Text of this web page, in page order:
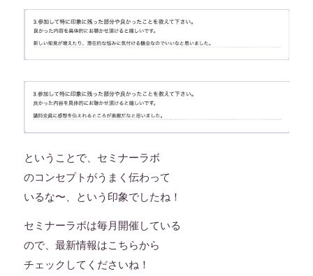
ということで、セミナーラボ
のコンセプトがうまく伝わって
いるな〜、という印象でしたね！
セミナーラボは毎月開催している
ので、最新情報はこちらから
チェックしてくださいね！